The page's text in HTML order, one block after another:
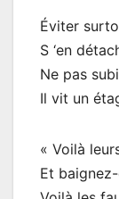
Éviter
S ‘en
Ne pas
Il vit un
« Voilà
Et